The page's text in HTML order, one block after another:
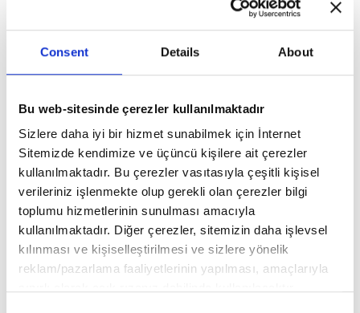
Consent Details About
Bu web-sitesinde çerezler kullanılmaktadır
Sizlere daha iyi bir hizmet sunabilmek için İnternet
Sitemizde kendimize ve üçüncü kişilere ait çerezler
kullanılmaktadır. Bu çerezler vasıtasıyla çeşitli kişisel
verileriniz işlenmekte olup gerekli olan çerezler bilgi
toplumu hizmetlerinin sunulması amacıyla
kullanılmaktadır. Diğer çerezler, sitemizin daha işlevsel
kılınması ve kişiselleştirilmesi ve sizlere yönelik
reklam/pazarlama faaliyetlerinin yapılması, amaçlarıyla
Bunların ortak yönleri nedir?
İster bir tanrıça ister bir efsane olsun, her biri sembolik
heykellerde vücut buluyor değerleri ve kararlı yaşam seçimlerini
kıvrımlarla ifade ediyor. Kendi yollarıyla kadınlık ve güzellik
hikayelerini anlatıyorlar, işe bu yüzden bizi büyülüyorlar.
Her bir heykel, bireysel gücün farklı bir hikayesini şekillendiriyor.
Antik çağdan gelen kadınlık ve güzelliğin bir temsili, zamanı
aşarak insanlığın bir ifadesi olur. Geleceğe ilham veren geçmişten
bir efsane.